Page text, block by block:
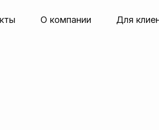
О компании Для